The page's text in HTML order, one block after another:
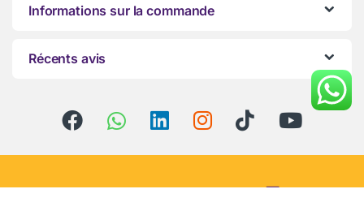
Informations sur la commande
Récents avis